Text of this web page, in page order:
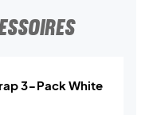
3-Pack White